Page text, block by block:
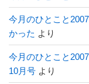
今月のひとこと
かった より
今月のひとこと
10月号 より